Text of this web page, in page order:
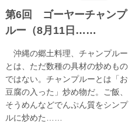
第6回 ゴーヤーチャンプ
ルー（8月11日……
沖縄の郷土料理、チャンプルー
とは、ただ数種の具材の炒めもの
ではない。チャンプルーとは「お
豆腐の入った」炒め物だ。ご飯、
そうめんなどでんぷん質をシンプ
ルに炒めた……